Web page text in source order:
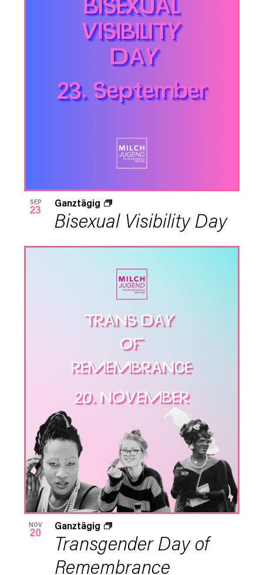
SEP
23 Bisexual Visibility Day
Ganztägig
NOV
20
Transgender Day of
Remembrance
Ganztägig